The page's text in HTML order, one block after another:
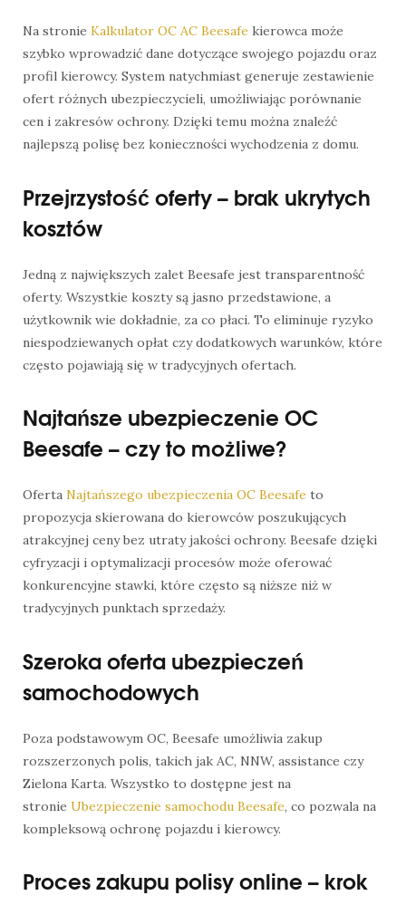
Na stronie Kalkulator OC AC Beesafe kierowca może
szybko wprowadzić dane dotyczące swojego pojazdu oraz
profil kierowcy. System natychmiast generuje zestawienie
ofert różnych ubezpieczycieli, umożliwiając porównanie
cen i zakresów ochrony. Dzięki temu można znaleźć
najlepszą polisę bez konieczności wychodzenia z domu.
Przejrzystość oferty – brak ukrytych
kosztów
Jedną z największych zalet Beesafe jest transparentność
oferty. Wszystkie koszty są jasno przedstawione, a
użytkownik wie dokładnie, za co płaci. To eliminuje ryzyko
niespodziewanych opłat czy dodatkowych warunków, które
często pojawiają się w tradycyjnych ofertach.
Najtańsze ubezpieczenie OC
Beesafe – czy to możliwe?
Oferta Najtańszego ubezpieczenia OC Beesafe to
propozycja skierowana do kierowców poszukujących
atrakcyjnej ceny bez utraty jakości ochrony. Beesafe dzięki
cyfryzacji i optymalizacji procesów może oferować
konkurencyjne stawki, które często są niższe niż w
tradycyjnych punktach sprzedaży.
Szeroka oferta ubezpieczeń
samochodowych
Poza podstawowym OC, Beesafe umożliwia zakup
rozszerzonych polis, takich jak AC, NNW, assistance czy
Zielona Karta. Wszystko to dostępne jest na
stronie Ubezpieczenie samochodu Beesafe, co pozwala na
kompleksową ochronę pojazdu i kierowcy.
Proces zakupu polisy online – krok